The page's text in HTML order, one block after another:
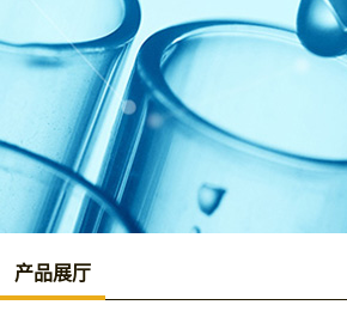
产品展厅